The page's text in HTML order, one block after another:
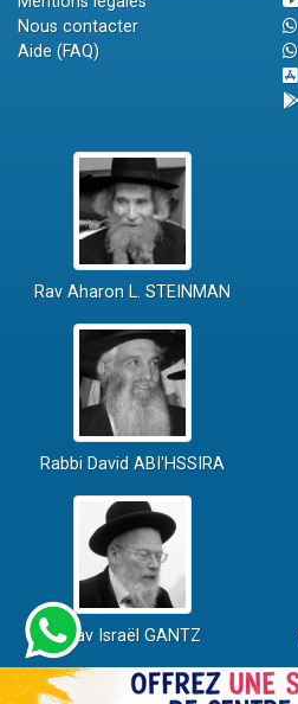
Nous contacter
Aide (FAQ)
Rav Aharon L. STEINMAN
Rabbi David ABI'HSSIRA
Rav Israël GANTZ